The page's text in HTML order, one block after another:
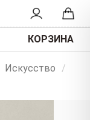
КОРЗИНА
Искусство
/